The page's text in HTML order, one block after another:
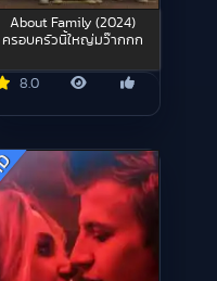
About Family (2024)
ครอบครัวนี้ใหญ่มว๊ากกก
8.0